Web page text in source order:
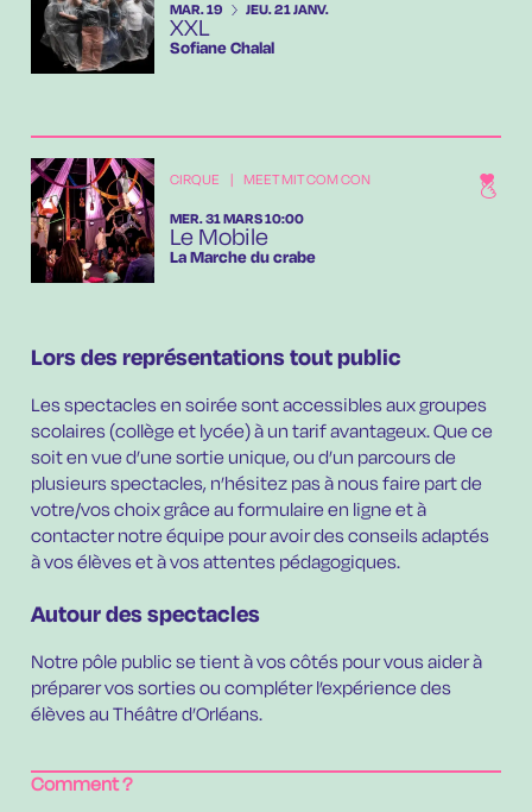
DU
MARDI
MAR.19 AU
JEUDI
JEU.21JANVIER
JANV.
XXL
Sofiane Chalal
CIRQUE MEET MIT COM CON
MERCREDI
MER.31MARS
MARS10:00
Le Mobile
La Marche du crabe
Lors des représentations tout public
Les spectacles en soirée sont accessibles aux groupes
scolaires (collège et lycée) à un tarif avantageux. Que ce
soit en vue d’une sortie unique, ou d’un parcours de
plusieurs spectacles, n’hésitez pas à nous faire part de
votre/vos choix grâce au formulaire en ligne et à
contacter notre équipe pour avoir des conseils adaptés
à vos élèves et à vos attentes pédagogiques.
Autour des spectacles
Notre pôle public se tient à vos côtés pour vous aider à
préparer vos sorties ou compléter l’expérience des
élèves au Théâtre d’Orléans.
Comment ?